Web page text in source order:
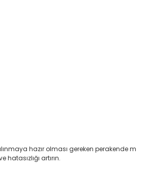
hazır olması gereken perakende m
artırın.